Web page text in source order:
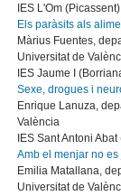
IES L'Om (Picassent)
Els paràsits als
Màrius Fuentes,
Universitat de
IES Jaume I
Sexe, drogues i
Enrique Lanuza,
València
IES Sant Antoni
Amb el menjar no es
Emilia Matallana,
Universitat de